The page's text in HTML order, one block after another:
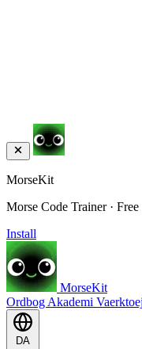
MorseKit
Morse Code Trainer ·
Install
MorseKit
Ordbog Akademi